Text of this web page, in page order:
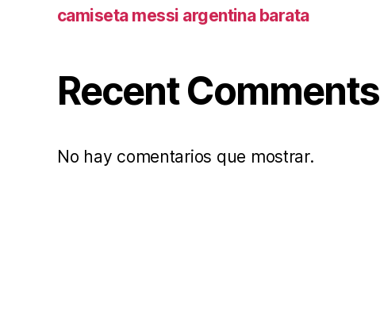
camiseta messi argentina barata
Recent Comments
No hay comentarios que mostrar.